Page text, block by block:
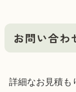
お問い合わ
詳細なお見積も